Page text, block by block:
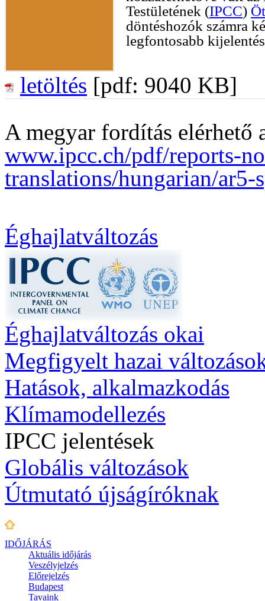
Testületének (IPCC)
döntéshozók számra
legfontosabb
letöltés [pdf: 9040 KB]
A megyar fordítás elérhető
www.ipcc.ch/pdf/reports-
translations/hungarian/ar5-
Éghajlatváltozás
Éghajlatváltozás okai
Megfigyelt hazai
Hatások, alkalmazkodás
Klímamodellezés
IPCC jelentések
Globális változások
Útmutató újságíróknak
IDŐJÁRÁS
Aktuális időjárás
Veszélyjelzés
Előrejelzés
Budapest
Tavaink